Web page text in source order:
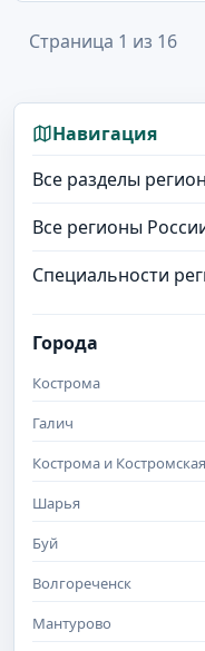
Страница 1 из 16
Навигация
Все разделы
Все регионы
Специальности
Города
Кострома
Галич
Кострома и
Шарья
Буй
Волгореченск
Мантурово